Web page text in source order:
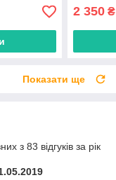
2 350 ₴
Показати ще
з 83 відгуків за рік